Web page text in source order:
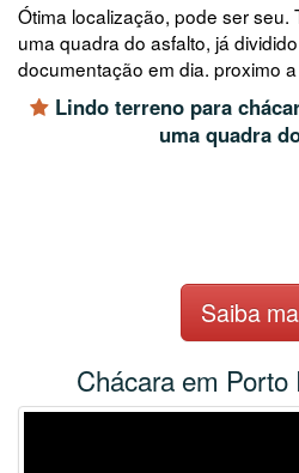
Ótima localização, pode ser seu.
uma quadra do asfalto, já
documentação em dia. proximo
Lindo terreno para
uma quadra
Saiba
Chácara em